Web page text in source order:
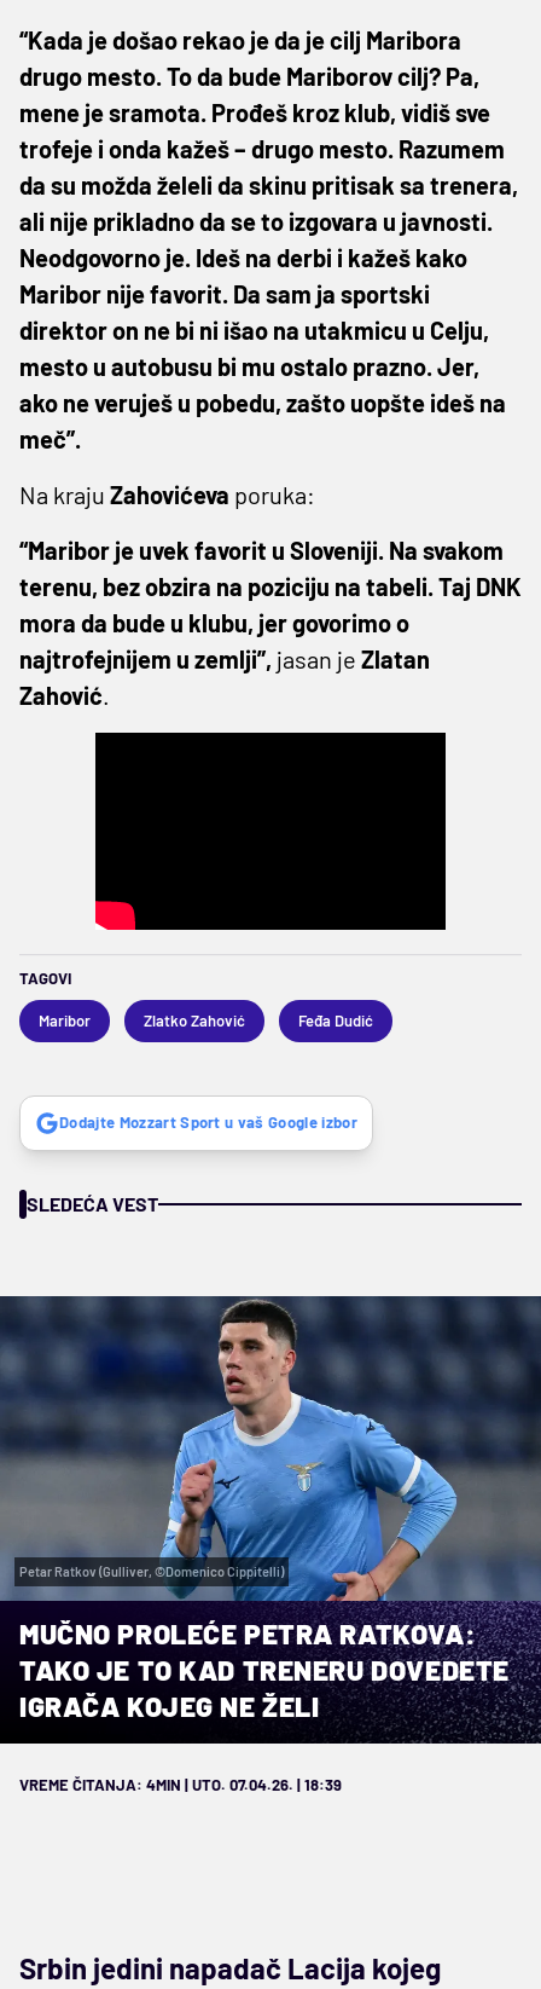
“Kada je došao rekao je da je cilj Maribora
drugo mesto. To da bude Mariborov cilj? Pa,
mene je sramota. Prođeš kroz klub, vidiš sve
trofeje i onda kažeš – drugo mesto. Razumem
da su možda želeli da skinu pritisak sa trenera,
ali nije prikladno da se to izgovara u javnosti.
Neodgovorno je. Ideš na derbi i kažeš kako
Maribor nije favorit. Da sam ja sportski
direktor on ne bi ni išao na utakmicu u Celju,
mesto u autobusu bi mu ostalo prazno. Jer,
ako ne veruješ u pobedu, zašto uopšte ideš na
meč”.
Na kraju Zahovićeva poruka:
“Maribor je uvek favorit u Sloveniji. Na svakom
terenu, bez obzira na poziciju na tabeli. Taj DNK
mora da bude u klubu, jer govorimo o
najtrofejnijem u zemlji”, jasan je Zlatan
Zahović.
TAGOVI
Maribor Zlatko Zahović Feđa Dudić
Dodajte Mozzart Sport u vaš Google izbor
SLEDEĆA VEST
Petar Ratkov (Gulliver, ©Domenico Cippitelli)
MUČNO PROLEĆE PETRA RATKOVA:
TAKO JE TO KAD TRENERU DOVEDETE
IGRAČA KOJEG NE ŽELI
VREME ČITANJA: 4MIN | UTO. 07.04.26. | 18:39
Srbin jedini napadač Lacija kojeg